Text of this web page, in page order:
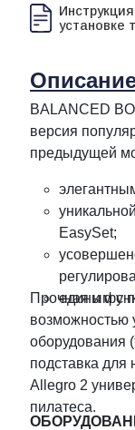
установке
BALANCED
версия
предыдущей
EasySet;
единым с
Прочная и
возможностью
оборудования
подставка для
Allegro 2
пилатеса.